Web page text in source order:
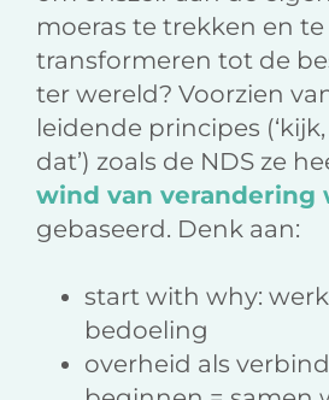
moeras te trekken en te
transformeren tot de
ter wereld? Voorzien
leidende principes
dat’) zoals de NDS ze
wind van verandering
gebaseerd. Denk aan:
start with why:
bedoeling
overheid als